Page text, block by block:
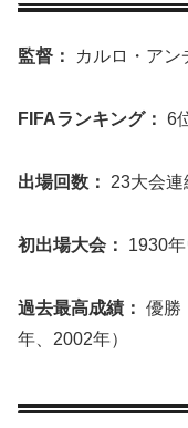
監督： カルロ・アン
FIFAランキング： 6
出場回数： 23大会連
初出場大会： 1930
過去最高成績： 優勝
年、2002年）